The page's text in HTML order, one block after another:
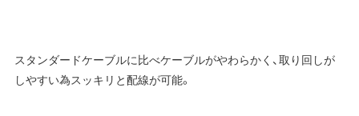
スタンダードケーブルに比べケーブルがやわらかく、取り回しが
しやすい為スッキリと配線が可能。